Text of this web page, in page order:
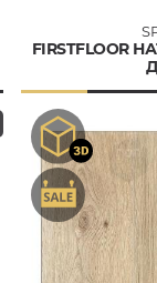
FIRSTFLOOR